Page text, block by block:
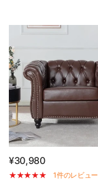
¥30,980
1件のレビュー